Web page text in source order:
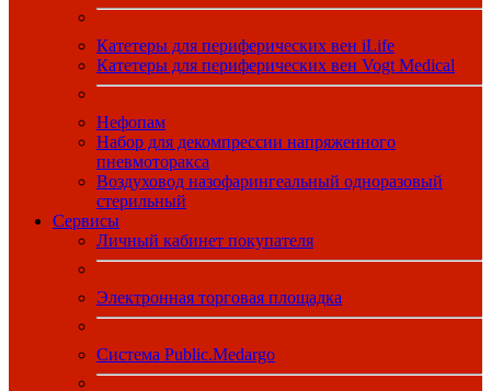
Катетеры для периферических вен iLife
Катетеры для периферических вен Vogt Medical
Нефопам
Набор для декомпрессии напряженного
пневмоторакса
Воздуховод назофарингеальный одноразовый
стерильный
Сервисы
Личный кабинет покупателя
Электронная торговая площадка
Система Public.Medargo